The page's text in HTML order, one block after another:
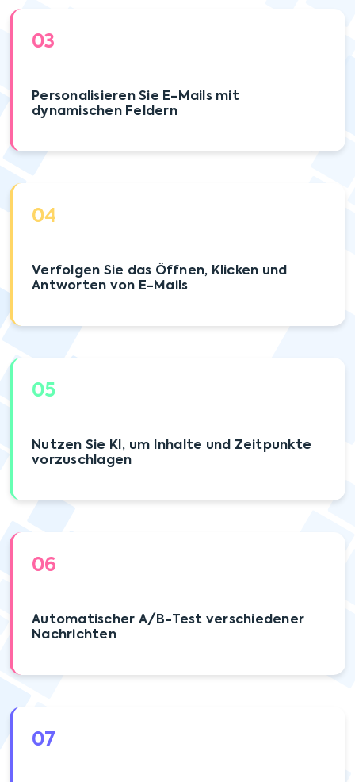
03
Personalisieren Sie E-Mails mit
dynamischen Feldern
04
Verfolgen Sie das Öffnen, Klicken und
Antworten von E-Mails
05
Nutzen Sie KI, um Inhalte und Zeitpunkte
vorzuschlagen
06
Automatischer A/B-Test verschiedener
Nachrichten
07